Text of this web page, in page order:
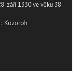
září 1330ve věku 38
Kozoroh